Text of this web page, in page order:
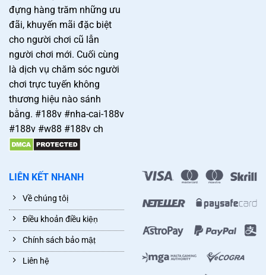
đựng hàng trăm những ưu
đãi, khuyến mãi đặc biệt
cho người chơi cũ lẫn
người chơi mới. Cuối cùng
là dịch vụ chăm sóc người
chơi trực tuyến không
thương hiệu nào sánh
bằng. #188v #nha-cai-188v
#188v #w88 #188v ch
LIÊN KẾT NHANH
Về chúng tôị
Điều khoản điều kiệṇ
Chính sách bảo mậṭ
Liên hệ̣